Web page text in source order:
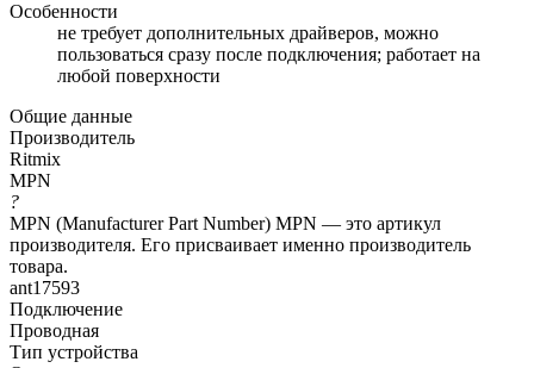
Особенности
не требует дополнительных драйверов, можно
пользоваться сразу после подключения; работает на
любой поверхности
Общие данные
Производитель
Ritmix
MPN
?
MPN (Manufacturer Part Number) MPN — это артикул
производителя. Его присваивает именно производитель
товара.
ant17593
Подключение
Проводная
Тип устройства